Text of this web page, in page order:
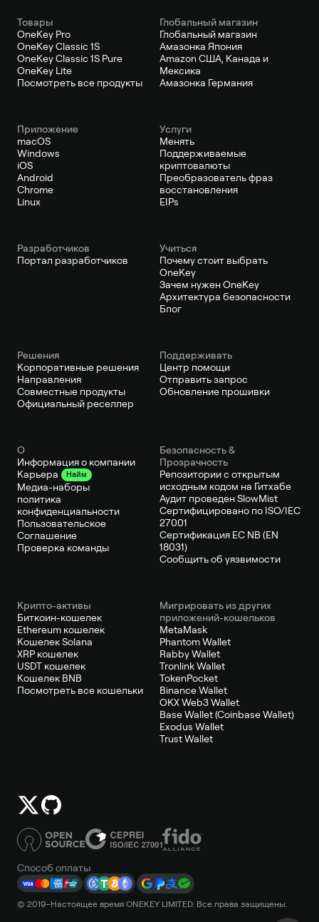
Товары
OneKey Pro
OneKey Classic 1S
OneKey Classic 1S Pure
OneKey Lite
Посмотреть все продукты
Глобальный магазин
Глобальный магазин
Амазонка Япония
Amazon США, Канада и
Мексика
Амазонка Германия
Приложение
macOS
Windows
iOS
Android
Chrome
Linux
Услуги
Менять
Поддерживаемые
криптовалюты
Преобразователь фраз
восстановления
EIPs
Pазработчиков
Портал разработчиков
Учиться
Почему стоит выбрать
OneKey
Зачем нужен OneKey
Архитектура безопасности
Блог
Решения
Корпоративные решения
Направления
Совместные продукты
Официальный реселлер
Поддерживать
Центр помощи
Отправить запрос
Обновление прошивки
О
Информация о компании
Карьера
Найм
Медиа-наборы
политика
конфиденциальности
Пользовательское
Соглашение
Проверка команды
Безопасность &
Прозрачность
Репозитории с открытым
исходным кодом на Гитхабе
Аудит проведен SlowMist
Сертифицировано по ISO/IEC
27001
Сертификация ЕС NB (EN
18031)
Сообщить об уязвимости
Крипто-активы
Биткоин-кошелек
Ethereum кошелек
Кошелек Solana
XRP кошелек
USDT кошелек
Кошелек BNB
Посмотреть все кошельки
Мигрировать из других
приложений-кошельков
MetaMask
Phantom Wallet
Rabby Wallet
Tronlink Wallet
TokenPocket
Binance Wallet
OKX Web3 Wallet
Base Wallet (Coinbase Wallet)
Exodus Wallet
Trust Wallet
Способ оплаты
© 2019–Настоящее время ONEKEY LIMITED. Все права защищены.